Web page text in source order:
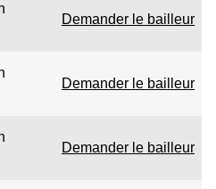
Demander le bailleur
Demander le bailleur
Demander le bailleur